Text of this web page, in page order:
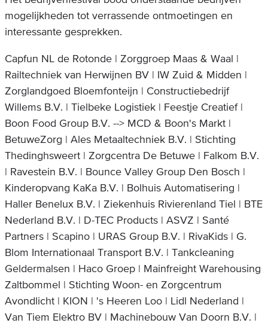
mogelijkheden tot verrassende ontmoetingen en
interessante gesprekken.
Capfun NL de Rotonde | Zorggroep Maas & Waal |
Railtechniek van Herwijnen BV | IW Zuid & Midden |
Zorglandgoed Bloemfonteijn | Constructiebedrijf
Willems B.V. | Tielbeke Logistiek | Feestje Creatief |
Boon Food Group B.V. --> MCD & Boon's Markt |
BetuweZorg | Ales Metaaltechniek B.V. | Stichting
Thedinghsweert | Zorgcentra De Betuwe | Falkom B.V.
| Ravestein B.V. | Bounce Valley Group Den Bosch |
Kinderopvang KaKa B.V. | Bolhuis Automatisering |
Haller Benelux B.V. | Ziekenhuis Rivierenland Tiel | BTE
Nederland B.V. | D-TEC Products | ASVZ | Santé
Partners | Scapino | URAS Group B.V. | RivaKids | G.
Blom Internationaal Transport B.V. | Tankcleaning
Geldermalsen | Haco Groep | Mainfreight Warehousing
Zaltbommel | Stichting Woon- en Zorgcentrum
Avondlicht | KION | 's Heeren Loo | Lidl Nederland |
Van Tiem Elektro BV | Machinebouw Van Doorn B.V. |